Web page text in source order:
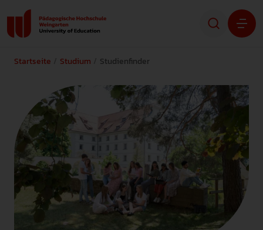
Forschung
Transfer
Hochschule
STUDIENINTERESSIERTE
Startseite Studium Studienfinder